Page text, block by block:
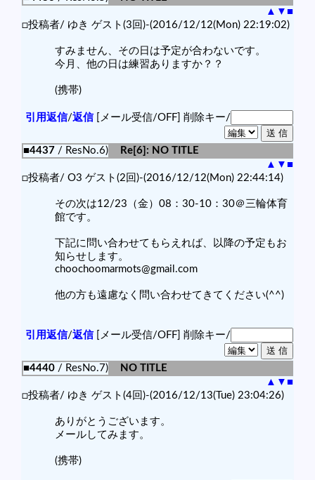
▲ ▼ ■
□投稿者/ ゆき ゲスト(3回)-(2016/12/12(Mon) 22:19:02)
すみません、その日は予定が合わないです。
今月、他の日は練習ありますか？？
(携帯)
引用返信/返信[メール受信/OFF] 削除キー/
■4437 / ResNo.6)
Re[6]: NO TITLE
▲ ▼ ■
□投稿者/ O3 ゲスト(2回)-(2016/12/12(Mon) 22:44:14)
その次は12/23（金）08：30-10：30＠三輪体育
館です。
下記に問い合わせてもらえれば、以降の予定もお
知らせします。
choochoomarmots@gmail.com
他の方も遠慮なく問い合わせてきてください(^^)
引用返信/返信[メール受信/OFF] 削除キー/
■4440 / ResNo.7)
NO TITLE
▲ ▼ ■
□投稿者/ ゆき ゲスト(4回)-(2016/12/13(Tue) 23:04:26)
ありがとうございます。
メールしてみます。
(携帯)